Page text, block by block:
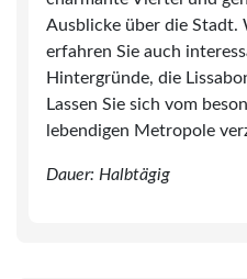
Gelegenheit, Portugals
kennenzulernen. Entspannt,
Entdeckungen.
erlebt – mit allen Sinnen. Die
liegt malerisch an der
Ausblicke über die Stadt.
erfahren Sie auch
Hintergründe, die
Lassen Sie sich vom
lebendigen Metropole
Dauer: Halbtägig